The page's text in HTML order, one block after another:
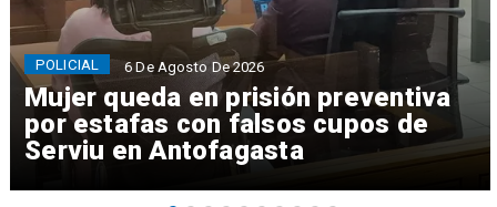
Mujer queda en prisión preventiva
por estafas con falsos cupos de
Serviu en Antofagasta
POLICIAL 6 De Agosto De 2026